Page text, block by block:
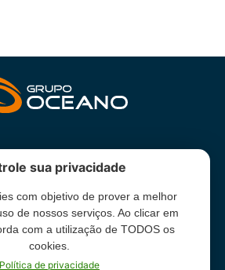
INSTITUCIONAL
direitos reservados -
sua privacidade
com objetivo de prover a melhor
de nossos serviços. Ao clicar em
com a utilização de TODOS os
cookies.
Política de privacidade